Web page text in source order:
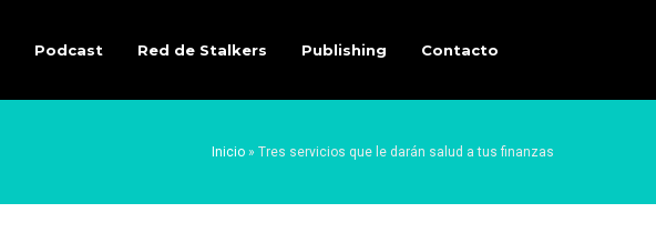
Podcast Red de Stalkers Publishing Contacto
Inicio » Tres servicios que le darán salud a tus finanzas